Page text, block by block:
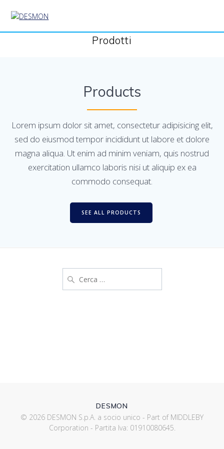
Prodotti
Products
Lorem ipsum dolor sit amet, consectetur adipisicing elit,
sed do eiusmod tempor incididunt ut labore et dolore
magna aliqua. Ut enim ad minim veniam, quis nostrud
exercitation ullamco laboris nisi ut aliquip ex ea
commodo consequat.
SEE ALL PRODUCTS
per:
DESMON
© 2026 DESMON S.p.A. a socio unico - Part of MIDDLEBY
Corporation - Partita Iva: 01910080645.